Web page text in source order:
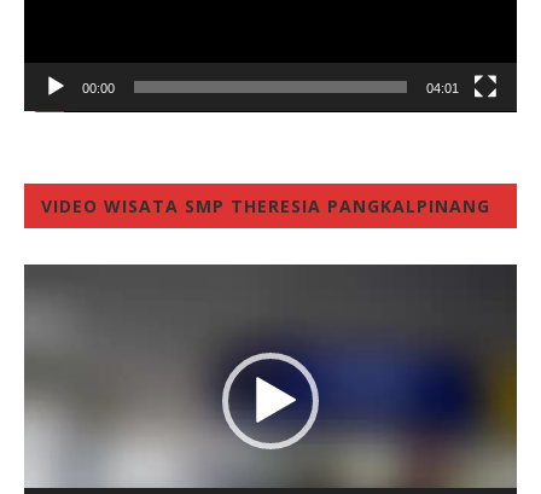
00:00 04:01
VIDEO WISATA SMP THERESIA PANGKALPINANG